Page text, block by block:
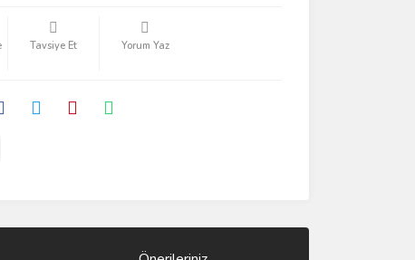
Tavsiye Et Yorum Yaz